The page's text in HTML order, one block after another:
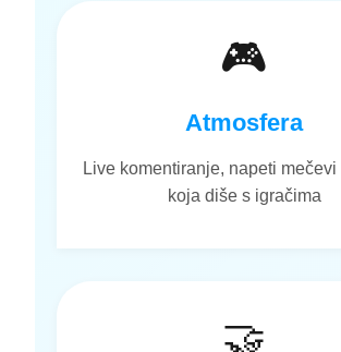
🎮
Atmosfera
Live komentiranje, napeti
koja diše s igračima
🤝